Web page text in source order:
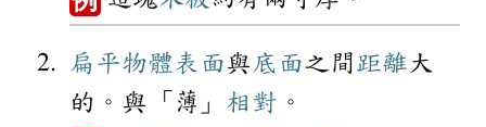
扁平物體表面與底面之間距離 大
的。與「薄」 相對 。